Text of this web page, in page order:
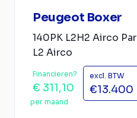
Peugeot Boxer
140PK L2H2 Airco
L2 Airco
Financieren?
€ 311,10
per maand
excl. BTW
€13.400